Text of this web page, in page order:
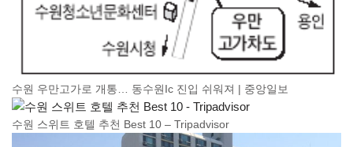
수원 우만고가로 개통… 동수원Ic 진입 쉬워져 | 중앙일보
수원 스위트 호텔 추천 Best 10 – Tripadvisor